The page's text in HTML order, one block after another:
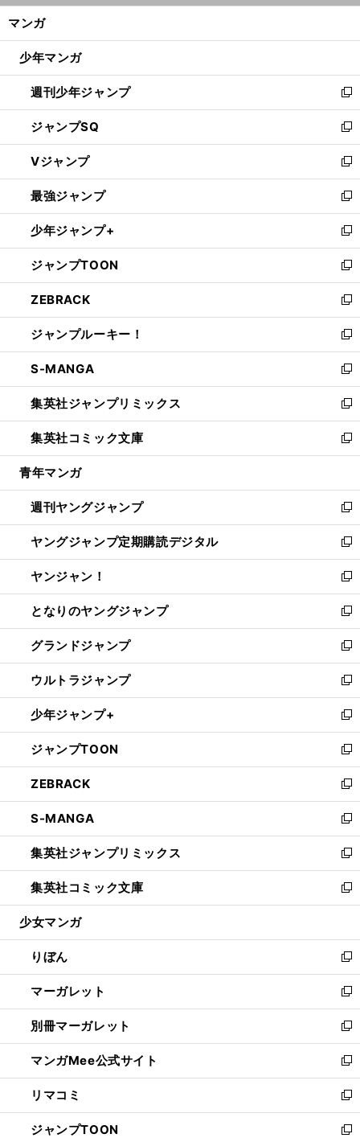
ン
ウ
開
く
マンガ
少年マンガ
週刊少年ジャンプ
新
し
い
ウ
ィ
ン
ド
ウ
で
開
く
ジャンプSQ
新
し
い
ウ
ィ
ン
ド
ウ
で
開
く
Vジャンプ
新
し
い
ウ
ィ
ン
ド
ウ
で
開
く
最強ジャンプ
新
し
い
ウ
ィ
ン
ド
ウ
で
開
く
少年ジャンプ+
新
し
い
ウ
ィ
ン
ド
ウ
で
開
く
ジャンプTOON
新
し
い
ウ
ィ
ン
ド
ウ
で
開
く
ZEBRACK
新
し
い
ウ
ィ
ン
ド
ウ
で
開
ジャンプルーキー！
新
し
い
ウ
ィ
ン
ド
ウ
開
く
S-MANGA
新
し
い
ウ
ィ
ン
ウ
で
開
く
集英社ジャンプリミックス
新
し
い
ウ
ン
ド
ウ
で
開
く
集英社コミック文庫
新
し
ウ
ィ
ン
ド
ウ
で
開
く
青年マンガ
週刊ヤングジャンプ
新
し
い
ウ
ィ
ン
ド
ウ
で
開
く
ヤングジャンプ定期購読デジタル
新
し
い
ウ
ィ
ン
ド
ウ
で
開
く
ヤンジャン！
新
し
い
ウ
ィ
ン
ド
ウ
で
開
く
となりのヤングジャンプ
新
し
い
ウ
ィ
ン
ド
ウ
で
開
く
グランドジャンプ
新
し
い
ウ
ィ
ン
ド
ウ
で
開
く
ウルトラジャンプ
新
し
い
ウ
ィ
ン
ド
ウ
で
開
く
少年ジャンプ+
新
し
い
ウ
ィ
ン
ド
ウ
で
開
く
ジャンプTOON
新
し
い
ウ
ィ
ン
ド
ウ
で
開
ZEBRACK
新
し
い
ウ
ィ
ン
ド
ウ
開
く
S-MANGA
新
し
い
ウ
ィ
ン
ウ
で
開
く
集英社ジャンプリミックス
新
し
い
ウ
ン
ド
ウ
で
開
く
集英社コミック文庫
新
し
ウ
ィ
ン
ド
ウ
で
開
く
少女マンガ
りぼん
新
し
い
ウ
ィ
ン
ド
ウ
で
開
く
マーガレット
新
し
い
ウ
ィ
ン
ド
ウ
で
別冊マーガレット
新
し
い
ウ
ィ
ン
ド
マンガMee公式サイト
新
し
い
ウ
ィ
リマコミ
新
し
い
ジャンプTOON 新